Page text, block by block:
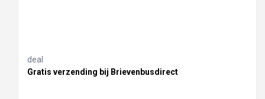
deal
Gratis verzending bij Brievenbusdirect